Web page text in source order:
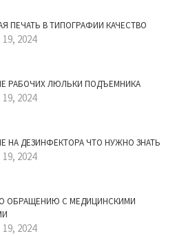
ПЕЧАТЬ В ТИПОГРАФИИ КАЧЕСТВО
2024
РАБОЧИХ ЛЮЛЬКИ ПОДЪЕМНИКА
2024
НА ДЕЗИНФЕКТОРА ЧТО НУЖНО ЗНАТЬ
2024
ОБРАЩЕНИЮ С МЕДИЦИНСКИМИ
2024